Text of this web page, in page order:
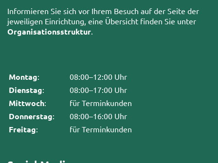
Informieren Sie sich vor Ihrem Besuch auf der Seite der
jeweiligen Einrichtung, eine Übersicht finden Sie unter
Organisationsstruktur
Montag: 08:00–12:00 Uhr
Dienstag: 08:00–17:00 Uhr
Mittwoch: für Terminkunden
Donnerstag: 08:00–16:00 Uhr
Freitag: für Terminkunden